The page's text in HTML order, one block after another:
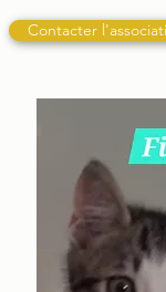
Contacter